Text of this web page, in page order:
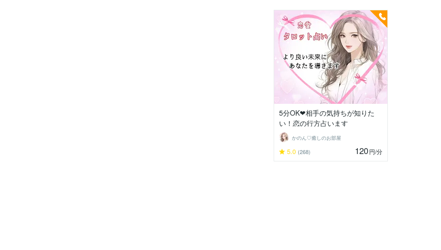
5分OK❤相手の気持ちが知りた
い！恋の行方占います
かのん♡癒しのお部屋
5.0 (268) 120円/分